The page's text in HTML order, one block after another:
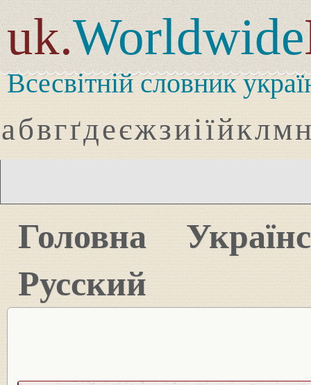
uk.Worldwide
Всесвітній словник
абвгґдеєжзиіїйклмн
Головна
Русский